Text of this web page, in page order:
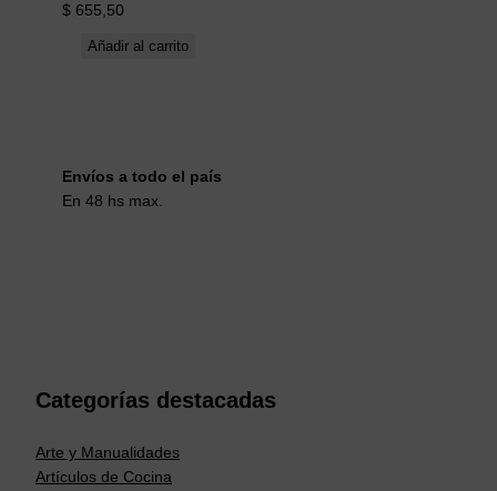
$ 655,50
Añadir al carrito
Envíos a todo el país
En 48 hs max.
Categorías destacadas
Arte y Manualidades
Artículos de Cocina